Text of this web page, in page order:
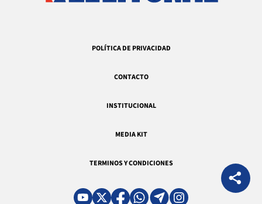
POLÍTICA DE PRIVACIDAD
CONTACTO
INSTITUCIONAL
MEDIA KIT
TERMINOS Y CONDICIONES